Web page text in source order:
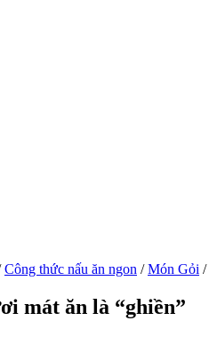
Công thức nấu ăn ngon / Món Gỏi /
mát ăn là “ghiền”